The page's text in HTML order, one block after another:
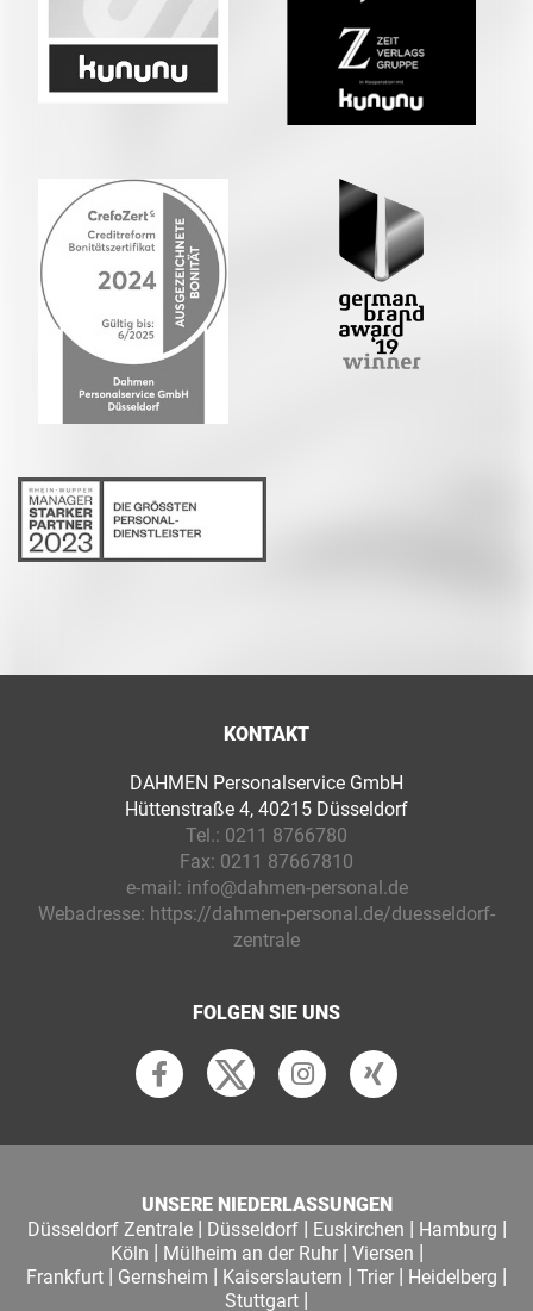
KONTAKT
DAHMEN Personalservice GmbH
Hüttenstraße 4, 40215 Düsseldorf
Tel.: 0211 8766780
Fax: 0211 87667810
e-mail: info@dahmen-personal.de
Webadresse: https://dahmen-personal.de/duesseldorf-
zentrale
FOLGEN SIE UNS
UNSERE NIEDERLASSUNGEN
Düsseldorf Zentrale| Düsseldorf| Euskirchen | Hamburg |
Köln | Mülheim an der Ruhr| Viersen |
Frankfurt | Gernsheim | Kaiserslautern | Trier | Heidelberg |
Stuttgart |